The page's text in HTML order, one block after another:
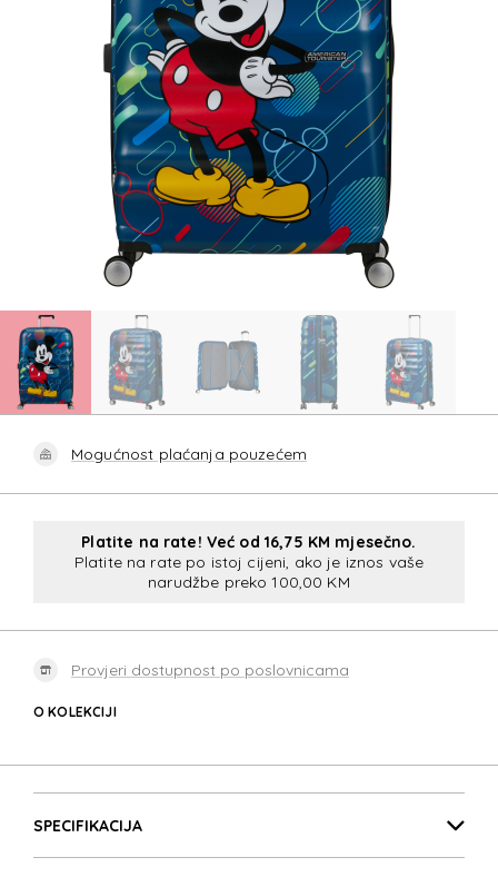
Mogućnost plaćanja pouzećem
Platite na rate! Već od 16,75 KM mjesečno.
Platite na rate po istoj cijeni, ako je iznos vaše
narudžbe preko 100,00 KM
Provjeri dostupnost po poslovnicama
O KOLEKCIJI
SPECIFIKACIJA
WAVEBREAKER DISNEY